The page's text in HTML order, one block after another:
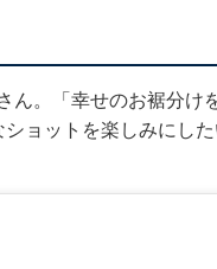
。「幸せのお裾分け
ョットを楽しみにした